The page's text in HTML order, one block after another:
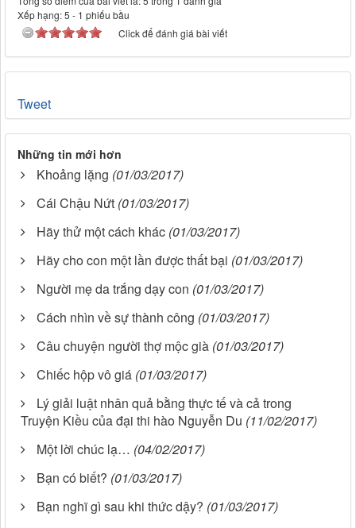
Xếp hạng:5 - 1 phiếu bầu
Click để đánh giá bài viết
Tweet
Những tin mới hơn
Khoảng lặng (01/03/2017)
Cái Chậu Nứt (01/03/2017)
Hãy thử một cách khác (01/03/2017)
Hãy cho con một lần được thất bại (01/03/2017)
Người mẹ da trắng dạy con (01/03/2017)
Cách nhìn về sự thành công (01/03/2017)
Câu chuyện người thợ mộc già (01/03/2017)
Chiếc hộp vô giá (01/03/2017)
Lý giải luật nhân quả bằng thực tế và cả trong
Truyện Kiều của đại thi hào Nguyễn Du (11/02/2017)
Một lời chúc lạ… (04/02/2017)
Bạn có biết? (01/03/2017)
Bạn nghĩ gì sau khi thức dậy? (01/03/2017)